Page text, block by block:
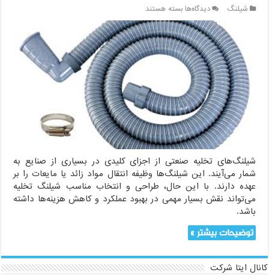
شیلنگ دیدگاه‌هابرای
مفاهیم
طراحی
شیلنگ‌های
تخلیه
صنعتی:
بسته هستند
شیلنگ‌های تخلیه صنعتی از اجزای کلیدی در بسیاری از صنایع به
شمار می‌آیند. این شیلنگ‌ها وظیفه انتقال مواد زائد یا مایعات را بر
عهده دارند. با این حال، طراحی و انتخاب مناسب شیلنگ تخلیه
می‌تواند نقش بسیار مهمی در بهبود عملکرد و کاهش هزینه‌ها داشته
باشد.
توضیحات بیشتر »
کانال ایتا شرکت